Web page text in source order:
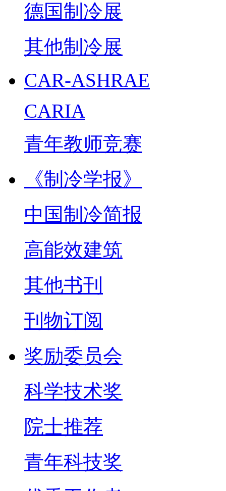
德国制冷展
其他制冷展
CAR-ASHRAE
CARIA
青年教师竞赛
《制冷学报》
中国制冷简报
高能效建筑
其他书刊
刊物订阅
奖励委员会
科学技术奖
院士推荐
青年科技奖